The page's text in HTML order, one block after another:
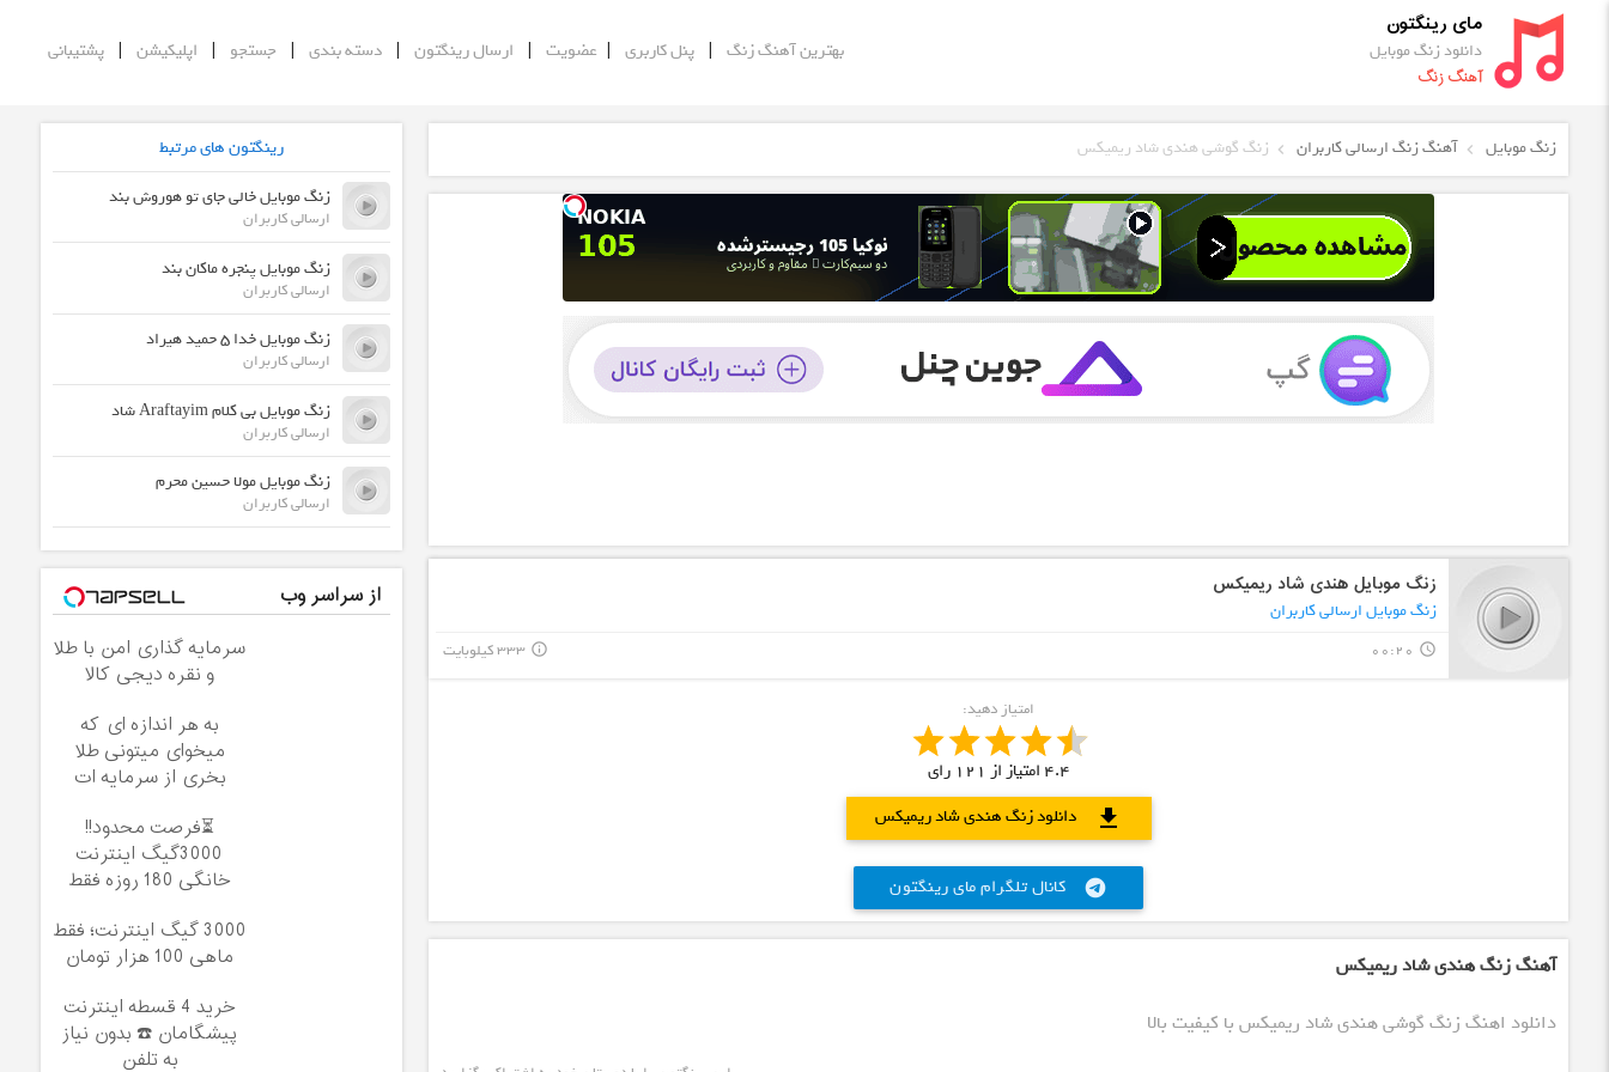
مای رینگتون
دانلود زنگ موبایل
آهنگ زنگ
بهترین آهنگ زنگ |پنل کاربری | عضویت | ارسال رینگتون |دسته بندی | جستجو | اپلیکیشن |پشتیبانی
زنگ موبایل آهنگ زنگ ارسالی کاربران زنگ گوشی هندی شاد ریمیکس
زنگ موبایل هندی شاد ریمیکس
زنگ موبایل ارسالی کاربران
query_builder
00:20 333 کیلوبایت info_outline
امتیاز دهید:
4.4 امتیاز از 121 رای
دانلود زنگ هندی شاد ریمیکس
download
کانال تلگرام مای رینگتون telegram
آهنگ زنگ هندی شاد ریمیکس
دانلود اهنگ زنگ گوشی هندی شاد ریمیکس با کیفیت بالا
رینگتون های مرتبط
زنگ موبایل خالی جای تو هوروش بند
ارسالی کاربران
زنگ موبایل پنجره ماکان بند
ارسالی کاربران
زنگ موبایل خدا ۵ حمید هیراد
ارسالی کاربران
زنگ موبایل بی کلام Araftayim شاد
ارسالی کاربران
زنگ موبایل مولا حسین محرم
ارسالی کاربران
از سراسر وب
سرمایه گذاری امن با طلا
و نقره دیجی کالا
به هر اندازه ای که
میخوای میتونی طلا
بخری از سرمایه ات
⏳فرصت محدود!!
3000گیگ اینترنت
خانگی 180 روزه فقط
3000 گیگ اینترنت؛ فقط
ماهی 100 هزار تومان
خرید 4 قسطه اینترنت
پیشگامان ☎️ بدون نیاز
به تلفن